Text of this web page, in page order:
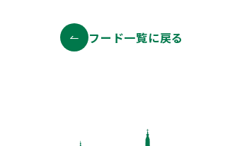
フード一覧に戻る